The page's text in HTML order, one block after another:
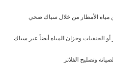
مياه الأمطار من خلال سباك صحي
الحنفيات وخزان المياه أيضاً عبر سباك
وتصليح الفلاتر